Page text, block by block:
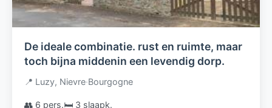
De ideale combinatie. rust en ruimte, maar
toch bijna middenin een levendig dorp.
📍 Luzy, Nievre·Bourgogne
👥 6 pers.🛏️ 3 slaapk.